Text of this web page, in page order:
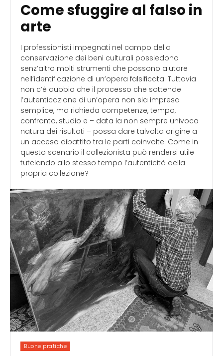
Come sfuggire al falso in
arte
I professionisti impegnati nel campo della
conservazione dei beni culturali possiedono
senz’altro molti strumenti che possono aiutare
nell’identificazione di un’opera falsificata. Tuttavia
non c’è dubbio che il processo che sottende
l’autenticazione di un’opera non sia impresa
semplice, ma richieda competenze, tempo,
confronto, studio e – data la non sempre univoca
natura dei risultati – possa dare talvolta origine a
un acceso dibattito tra le parti coinvolte. Come in
questo scenario il collezionista può rendersi utile
tutelando allo stesso tempo l’autenticità della
propria collezione?
Buone pratiche